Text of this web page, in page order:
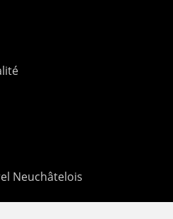
Neuchâtelois